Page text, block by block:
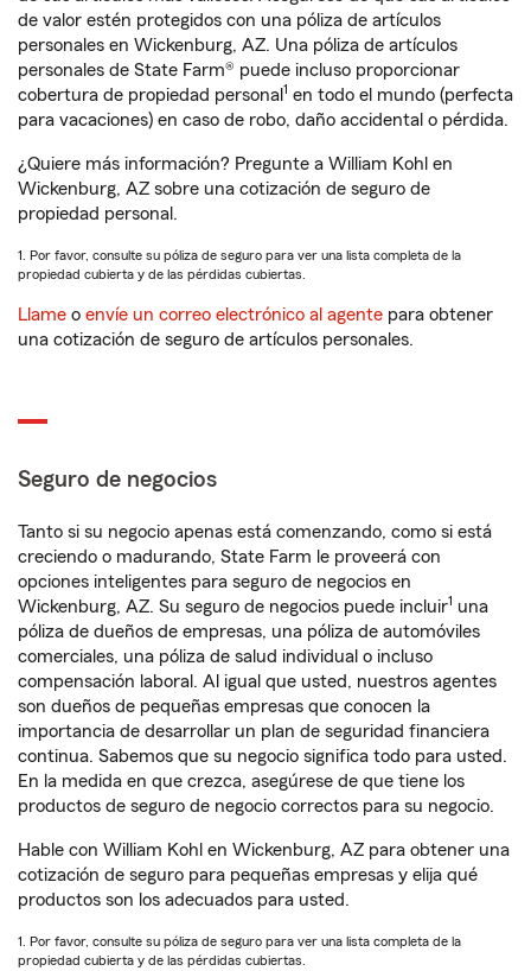
de valor estén protegidos con una póliza de artículos
personales en Wickenburg, AZ. Una póliza de artículos
personales de State Farm® puede incluso proporcionar
cobertura de propiedad personal 1 en todo el mundo (perfecta
para vacaciones) en caso de robo, daño accidental o pérdida.
¿Quiere más información? Pregunte a William Kohl en
Wickenburg, AZ sobre una cotización de seguro de
propiedad personal.
1. Por favor, consulte su póliza de seguro para ver una lista completa de la
propiedad cubierta y de las pérdidas cubiertas.
Llame o envíe un correo electrónico al agente para obtener
una cotización de seguro de artículos personales.
Seguro de negocios
Tanto si su negocio apenas está comenzando, como si está
creciendo o madurando, State Farm le proveerá con
opciones inteligentes para seguro de negocios en
Wickenburg, AZ. Su seguro de negocios puede incluir1 una
póliza de dueños de empresas, una póliza de automóviles
comerciales, una póliza de salud individual o incluso
compensación laboral. Al igual que usted, nuestros agentes
son dueños de pequeñas empresas que conocen la
importancia de desarrollar un plan de seguridad financiera
continua. Sabemos que su negocio significa todo para usted.
En la medida en que crezca, asegúrese de que tiene los
productos de seguro de negocio correctos para su negocio.
Hable con William Kohl en Wickenburg, AZ para obtener una
cotización de seguro para pequeñas empresas y elija qué
productos son los adecuados para usted.
1. Por favor, consulte su póliza de seguro para ver una lista completa de la
propiedad cubierta y de las pérdidas cubiertas.